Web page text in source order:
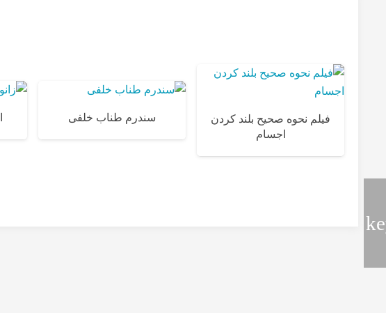
فیلم نحوه صحیح بلند کردن
اجسام
سندرم طناب خلفى